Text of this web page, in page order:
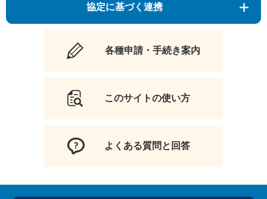
協定に基づく連携
各種申請・手続き案内
このサイトの使い方
よくある質問と回答